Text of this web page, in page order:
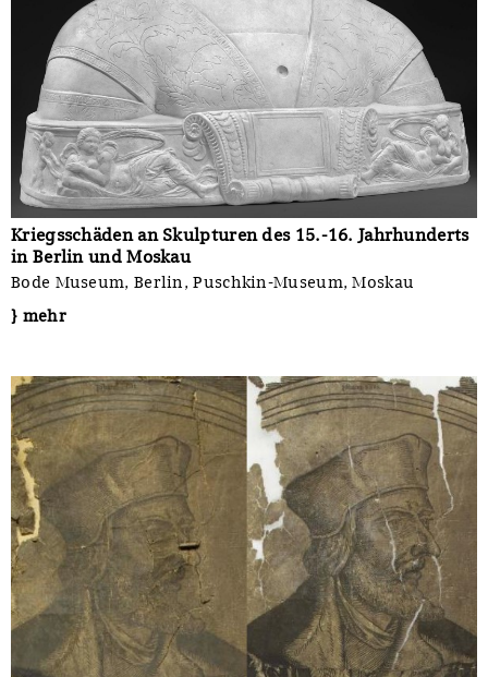
Kriegsschäden an Skulpturen des 15.-16. Jahrhunderts
in Berlin und Moskau
Bode Museum, Berlin, Puschkin-Museum, Moskau
} mehr